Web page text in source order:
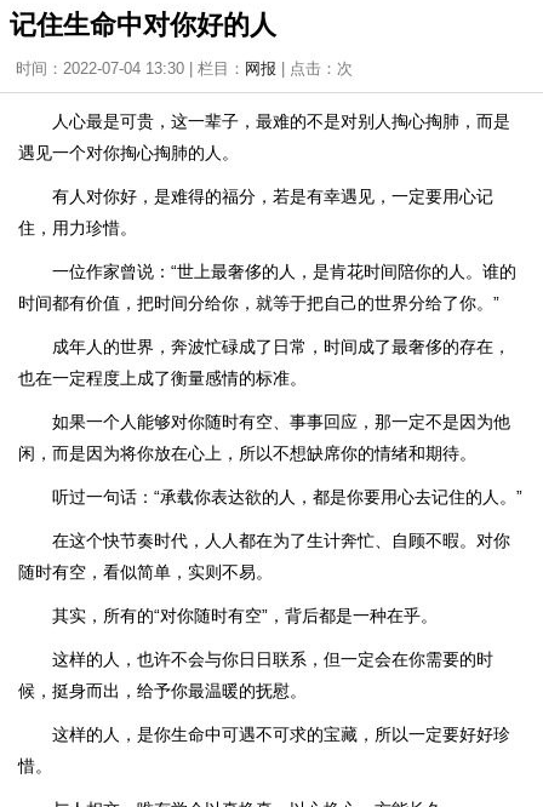
记住生命中对你好的人
时间：2022-07-04 13:30 | 栏目： 网报 | 点击： 次
人心最是可贵，这一辈子，最难的不是对别人掏心掏肺，而是
遇见一个对你掏心掏肺的人。
有人对你好，是难得的福分，若是有幸遇见，一定要用心记
住，用力珍惜。
一位作家曾说：“世上最奢侈的人，是肯花时间陪你的人。谁的
时间都有价值，把时间分给你，就等于把自己的世界分给了你。”
成年人的世界，奔波忙碌成了日常，时间成了最奢侈的存在，
也在一定程度上成了衡量感情的标准。
如果一个人能够对你随时有空、事事回应，那一定不是因为他
闲，而是因为将你放在心上，所以不想缺席你的情绪和期待。
听过一句话：“承载你表达欲的人，都是你要用心去记住的人。”
在这个快节奏时代，人人都在为了生计奔忙、自顾不暇。对你
随时有空，看似简单，实则不易。
其实，所有的“对你随时有空”，背后都是一种在乎。
这样的人，也许不会与你日日联系，但一定会在你需要的时
候，挺身而出，给予你最温暖的抚慰。
这样的人，是你生命中可遇不可求的宝藏，所以一定要好好珍
惜。